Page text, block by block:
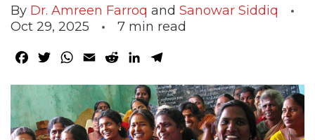
By Dr. Amreen Farroq and Sanowar Siddiq
Oct 29, 2025
7 min read
Facebook
TwitterWhatsApp
Email RedditLinkedIn